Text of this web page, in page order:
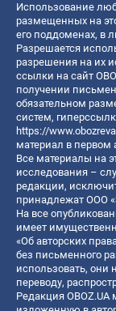
Использование
размещенных на
его поддоменах, в
Разрешается
разрешения на их
ссылки на сайт
получении
обязательном
систем,
https://
материал в первом
Все материалы на
исследования –
редакции,
принадлежат ООО
На все
имеет
«Об авторских
без письменного
использовать, они
переводу,
Редакция OBOZ.UA